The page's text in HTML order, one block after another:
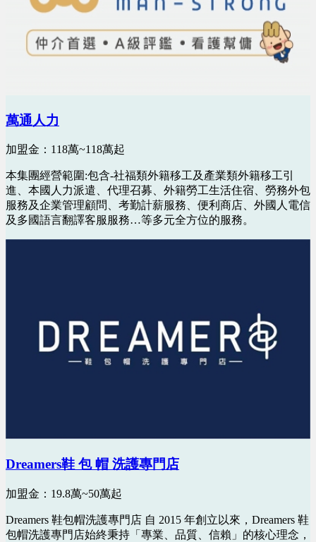
萬通人力
加盟金：118萬~118萬起
本集團經營範圍:包含-社福類外籍移工及產業類外籍移工引
進、本國人力派遣、代理召募、外籍勞工生活住宿、勞務外包
服務及企業管理顧問、考勤計薪服務、便利商店、外國人電信
及多國語言翻譯客服服務…等多元全方位的服務。
Dreamers鞋 包 帽 洗護專門店
加盟金：19.8萬~50萬起
Dreamers 鞋包帽洗護專門店 自 2015 年創立以來，Dreamers 鞋
包帽洗護專門店始終秉持「專業、品質、信賴」的核心理念，